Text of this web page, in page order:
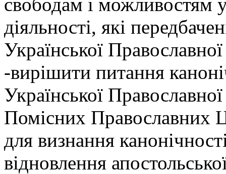
діяльності, які
Української
-вирішити питання
Української
Помісних Православних
для визнання
відновлення